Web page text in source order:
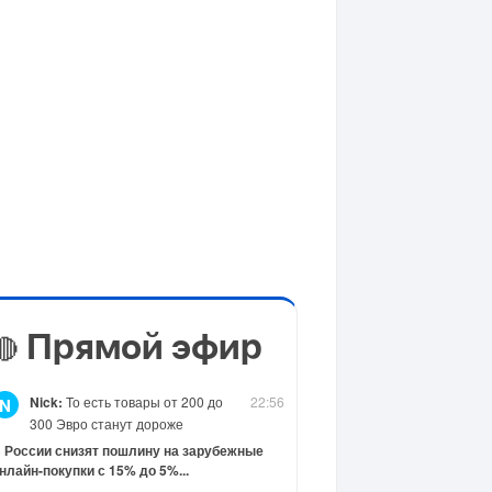
Прямой эфир
22:56
N Nick: То есть товары от 200 до
300 Эвро станут дороже
снизят пошлину на зарубежные
покупки с 15% до 5%...